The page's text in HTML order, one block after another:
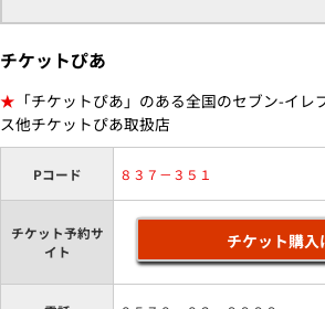
チケットぴあ
★ 「チケットぴあ」のある全国のセブン-イレ
ス他チケットぴあ取扱店
Pコード ８３７－３５１
チケット予約サ
イト
チケット購入